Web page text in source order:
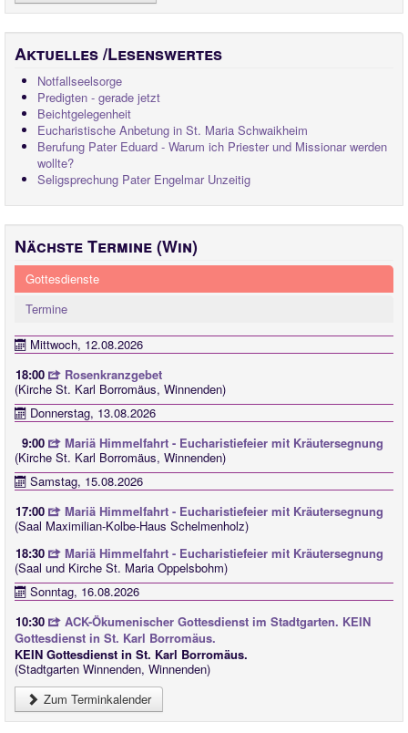
Aktuelles /Lesenswertes
Notfallseelsorge
Predigten - gerade jetzt
Beichtgelegenheit
Eucharistische Anbetung in St. Maria Schwaikheim
Berufung Pater Eduard - Warum ich Priester und Missionar werden
wollte?
Seligsprechung Pater Engelmar Unzeitig
Nächste Termine (Win)
Gottesdienste
Termine
Mittwoch, 12.08.2026
18:00
Rosenkranzgebet
(Kirche St. Karl Borromäus, Winnenden)
Donnerstag, 13.08.2026
9:00
Mariä Himmelfahrt - Eucharistiefeier mit Kräutersegnung
(Kirche St. Karl Borromäus, Winnenden)
Samstag, 15.08.2026
17:00
Mariä Himmelfahrt - Eucharistiefeier mit Kräutersegnung
(Saal Maximilian-Kolbe-Haus Schelmenholz)
18:30
Mariä Himmelfahrt - Eucharistiefeier mit Kräutersegnung
(Saal und Kirche St. Maria Oppelsbohm)
Sonntag, 16.08.2026
10:30
ACK-Ökumenischer Gottesdienst im Stadtgarten. KEIN
Gottesdienst in St. Karl Borromäus.
KEIN Gottesdienst in St. Karl Borromäus.
(Stadtgarten Winnenden, Winnenden)
Zum Terminkalender